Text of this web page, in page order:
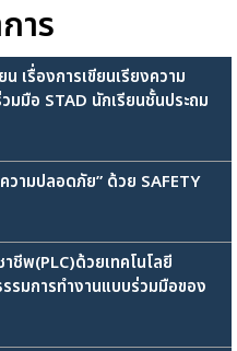
าร
เรื่องการเขียนเรียงความ
มือ STAD นักเรียนชั้นประถม
วามปลอดภัย” ด้วย SAFETY
ชีพ(PLC)ด้วยเทคโนโลยี
มการทำงานแบบร่วมมือของ